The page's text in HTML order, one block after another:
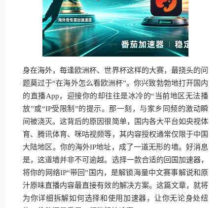
身在海外，每逢欧洲杯、世界杯这样的大赛，最挠头的问
题莫过于“在海外怎么看欧洲杯”。你兴致勃勃地打开国内
的直播App，迎接你的却往往是冰冷的“当前地区无法播
放”或“IP受限制”的提示。那一刻，与家乡同频的激动瞬
间被浇灭。这背后的原因很简单，国内各大平台如央视体
育、腾讯体育、咪咕视频等，其内容授权通常仅限于中国
大陆地区。你的海外IP地址，成了一道无形的墙。好消息
是，这道墙并非不可逾越。选择一款合适的回国加速器，
将你的网络IP“带回”国内，是解锁海量中文赛事解说和原
汁原味直播内容最直接有效的解决方案。这篇文章，就将
为你详细拆解如何选择和使用加速器，让你无论身处纽